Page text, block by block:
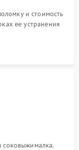
и стоимость
ее устранения